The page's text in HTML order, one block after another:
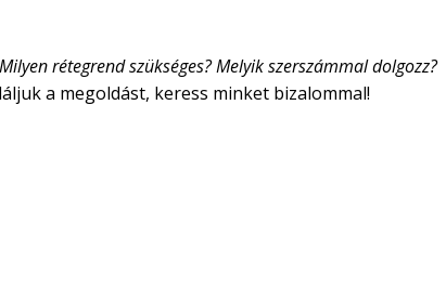
rétegrend szükséges? Melyik szerszámmal dolgozz?
a megoldást, keress minket bizalommal!